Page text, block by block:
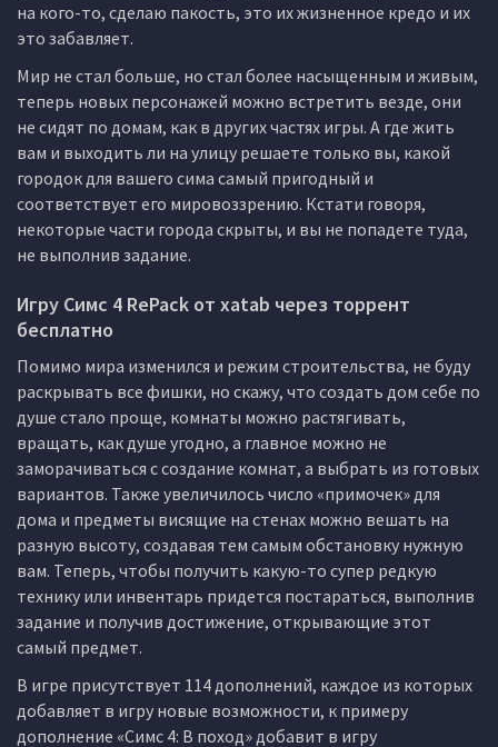
на кого-то, сделаю пакость, это их жизненное кредо и их
это забавляет.
Мир не стал больше, но стал более насыщенным и живым,
теперь новых персонажей можно встретить везде, они
не сидят по домам, как в других частях игры. А где жить
вам и выходить ли на улицу решаете только вы, какой
городок для вашего сима самый пригодный и
соответствует его мировоззрению. Кстати говоря,
некоторые части города скрыты, и вы не попадете туда,
не выполнив задание.
Игру Симс 4 RePack от xatab через торрент
бесплатно
Помимо мира изменился и режим строительства, не буду
раскрывать все фишки, но скажу, что создать дом себе по
душе стало проще, комнаты можно растягивать,
вращать, как душе угодно, а главное можно не
заморачиваться с создание комнат, а выбрать из готовых
вариантов. Также увеличилось число «примочек» для
дома и предметы висящие на стенах можно вешать на
разную высоту, создавая тем самым обстановку нужную
вам. Теперь, чтобы получить какую-то супер редкую
технику или инвентарь придется постараться, выполнив
задание и получив достижение, открывающие этот
самый предмет.
В игре присутствует 114 дополнений, каждое из которых
добавляет в игру новые возможности, к примеру
дополнение «Симс 4: В поход» добавит в игру